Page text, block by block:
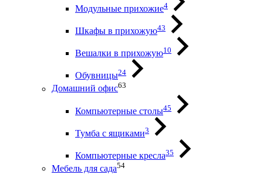
Модульные прихожие4
Шкафы в прихожую43
Вешалки в прихожую10
Обувницы24
Домашний офис63
Компьютерные столы45
Тумба с ящиками3
Компьютерные кресла35
Мебель для сада54